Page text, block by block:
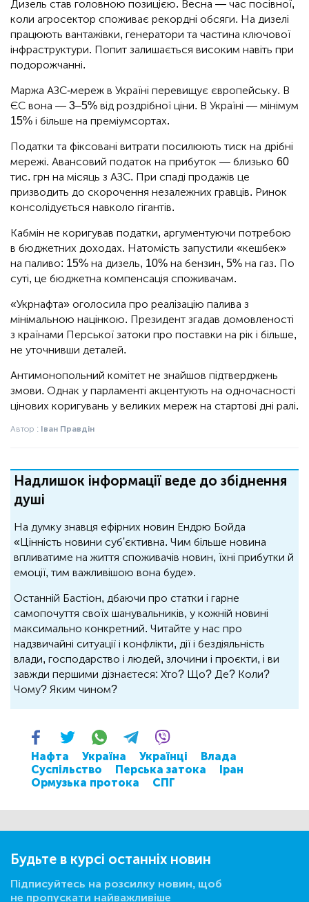
Дизель став головною позицією. Весна — час посівної,
коли агросектор споживає рекордні обсяги. На дизелі
працюють вантажівки, генератори та частина ключової
інфраструктури. Попит залишається високим навіть при
подорожчанні.
Маржа АЗС-мереж в Україні перевищує європейську. В
ЄС вона — 3–5% від роздрібної ціни. В Україні — мінімум
15% і більше на преміумсортах.
Податки та фіксовані витрати посилюють тиск на дрібні
мережі. Авансовий податок на прибуток — близько 60
тис. грн на місяць з АЗС. При спаді продажів це
призводить до скорочення незалежних гравців. Ринок
консолідується навколо гігантів.
Кабмін не коригував податки, аргументуючи потребою
в бюджетних доходах. Натомість запустили «кешбек»
на паливо: 15% на дизель, 10% на бензин, 5% на газ. По
суті, це бюджетна компенсація споживачам.
«Укрнафта» оголосила про реалізацію палива з
мінімальною націнкою. Президент згадав домовленості
з країнами Перської затоки про поставки на рік і більше,
не уточнивши деталей.
Антимонопольний комітет не знайшов підтверджень
змови. Однак у парламенті акцентують на одночасності
цінових коригувань у великих мереж на стартові дні ралі.
Автор : Іван Правдін
Надлишок інформації веде до збіднення
душі
На думку знавця ефірних новин Ендрю Бойда
«Цінність новини суб'єктивна. Чим більше новина
впливатиме на життя споживачів новин, їхні прибутки й
емоції, тим важливішою вона буде».
Останній Бастіон, дбаючи про статки і гарне
самопочуття своїх шанувальників, у кожній новині
максимально конкретний. Читайте у нас про
надзвичайні ситуації і конфлікти, дії і бездіяльність
влади, господарство і людей, злочини і проєкти, і ви
завжди першими дізнаєтеся: Хто? Що? Де? Коли?
Чому? Яким чином?
Нафта Україна Українці
Влада
Суспільство
Перська затока
Іран
Ормузька протока
СПГ
Будьте в курсі останніх новин
Підписуйтесь на розсилку новин, щоб
не пропускати найважливіше